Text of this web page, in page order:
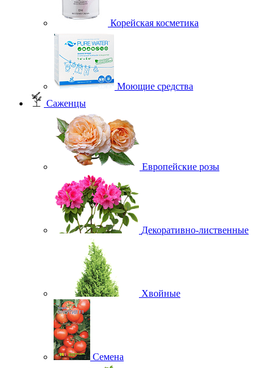
Корейская косметика
Моющие средства
Саженцы
Европейские розы
Декоративно-лиственные
Хвойные
Семена